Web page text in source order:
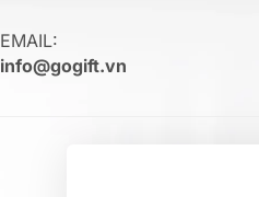
EMAIL:
info@gogift.vn